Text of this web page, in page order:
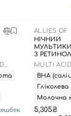
ALLIES OF
НІЧНИЙ
З
MULTI
FACIAL
ВНА
Молочна
5,305₴